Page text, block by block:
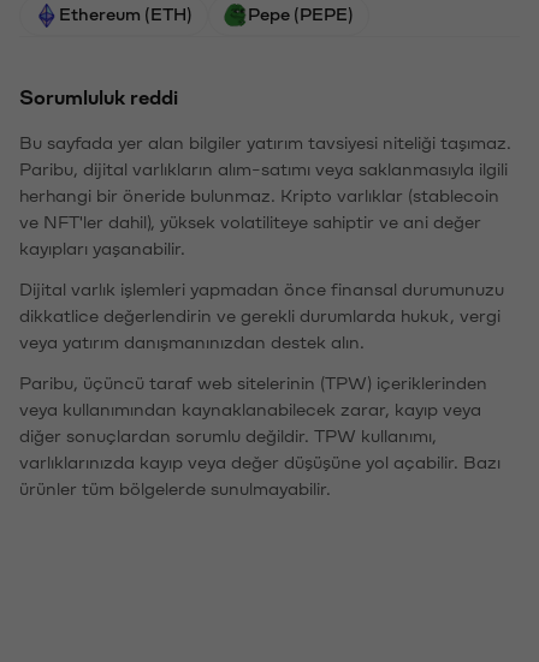
Ethereum (ETH) Pepe (PEPE)
Sorumluluk reddi
Bu sayfada yer alan bilgiler yatırım tavsiyesi niteliği taşımaz.
Paribu, dijital varlıkların alım-satımı veya saklanmasıyla ilgili
herhangi bir öneride bulunmaz. Kripto varlıklar (stablecoin
ve NFT'ler dahil), yüksek volatiliteye sahiptir ve ani değer
kayıpları yaşanabilir.
Dijital varlık işlemleri yapmadan önce finansal durumunuzu
dikkatlice değerlendirin ve gerekli durumlarda hukuk, vergi
veya yatırım danışmanınızdan destek alın.
Paribu, üçüncü taraf web sitelerinin (TPW) içeriklerinden
veya kullanımından kaynaklanabilecek zarar, kayıp veya
diğer sonuçlardan sorumlu değildir. TPW kullanımı,
varlıklarınızda kayıp veya değer düşüşüne yol açabilir. Bazı
ürünler tüm bölgelerde sunulmayabilir.